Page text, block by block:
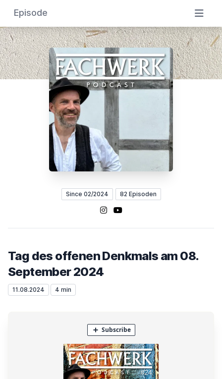
Episode
Since 02/2024 82 Episoden
Instagram
YouTube
Tag des offenen Denkmals am 08.
September 2024
11.08.2024 4 min